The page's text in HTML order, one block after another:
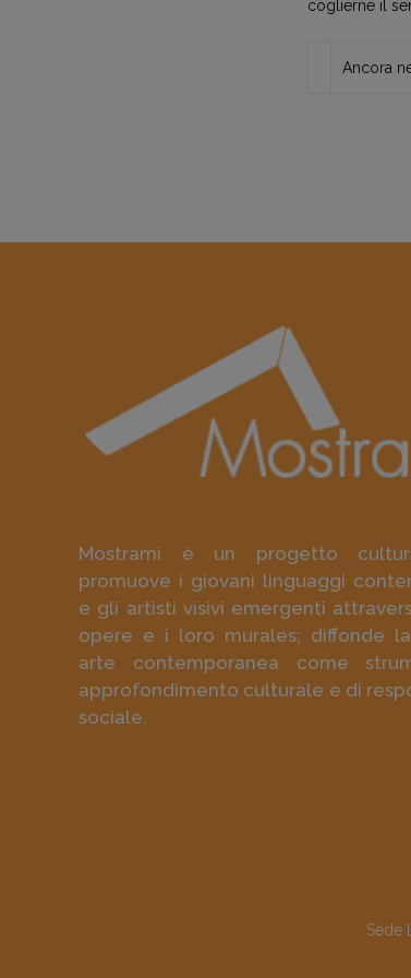
coglierne il
Ancora
Mostrami è un progetto
promuove i giovani linguaggi
e gli artisti visivi emergenti
opere e i loro murales; diffonde
arte contemporanea come
approfondimento culturale e di
sociale.
Sede